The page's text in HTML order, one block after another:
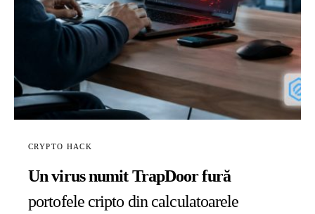
CRYPTO HACK
Un virus numit TrapDoor fură
portofele cripto din calculatoarele